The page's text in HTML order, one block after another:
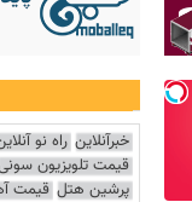
خبرآنلاین راه نو
قیمت تلویزیون
پرشین هتل قیمت